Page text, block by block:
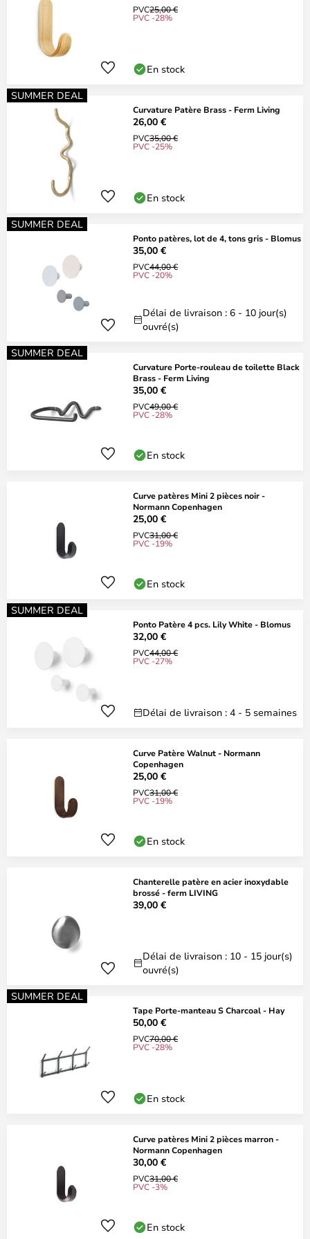
PVC25,00 €
PVC -28%
En stock
SUMMER DEAL
Curvature Patère Brass - Ferm Living
26,00 €
PVC35,00 €
PVC -25%
En stock
SUMMER DEAL
Ponto patères, lot de 4, tons gris - Blomus
35,00 €
PVC44,00 €
PVC -20%
Délai de livraison : 6 - 10 jour(s)
ouvré(s)
SUMMER DEAL
Curvature Porte-rouleau de toilette Black
Brass - Ferm Living
35,00 €
PVC49,00 €
PVC -28%
En stock
Curve patères Mini 2 pièces noir -
Normann Copenhagen
25,00 €
PVC31,00 €
PVC -19%
En stock
SUMMER DEAL
Ponto Patère 4 pcs. Lily White - Blomus
32,00 €
PVC44,00 €
PVC -27%
Délai de livraison : 4 - 5 semaines
Curve Patère Walnut - Normann
Copenhagen
25,00 €
PVC31,00 €
PVC -19%
En stock
Chanterelle patère en acier inoxydable
brossé - ferm LIVING
39,00 €
Délai de livraison : 10 - 15 jour(s)
ouvré(s)
SUMMER DEAL
Tape Porte-manteau S Charcoal - Hay
50,00 €
PVC70,00 €
PVC -28%
En stock
Curve patères Mini 2 pièces marron -
Normann Copenhagen
30,00 €
PVC31,00 €
PVC -3%
En stock